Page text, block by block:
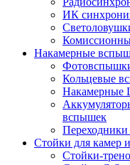
ИК
Накамерные
Кольцевые
Накамерные
вспышек
Стойки для камер
Стойки-